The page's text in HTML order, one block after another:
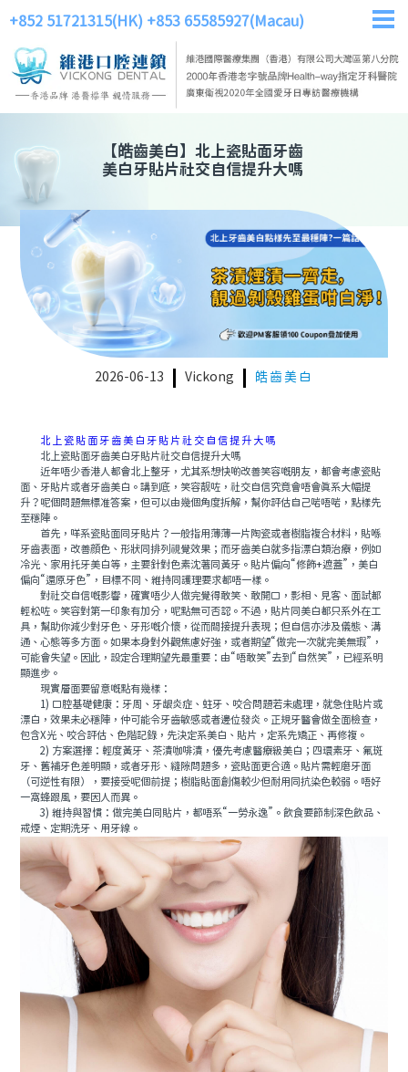
+852 51721315(HK) +853 65585927(Macau)
【皓齒美白】 北上瓷貼面牙齒
美白牙貼片社交自信提升大嗎
2026-06-13 Vickong 皓齒美白
北上瓷貼面牙齒美白牙貼片社交自信提升大嗎
北上瓷貼面牙齒美白牙貼片社交自信提升大嗎
近年唔少香港人都會北上整牙，尤其系想快啲改善笑容嘅朋友，都會考慮瓷貼
面、牙貼片或者牙齒美白。講到底，笑容靓咗，社交自信究竟會唔會真系大幅提
升？呢個問題無標准答案，但可以由幾個角度拆解，幫你評估自己啱唔啱，點樣先
至穩陣。
首先，咩系瓷貼面同牙貼片？一般指用薄薄一片陶瓷或者樹脂複合材料，貼喺
牙齒表面，改善顔色、形狀同排列視覺效果；而牙齒美白就多指漂白類治療，例如
冷光、家用托牙美白等，主要針對色素沈著同黃牙。貼片偏向“修飾+遮蓋”，美白
偏向“還原牙色”，目標不同、維持同護理要求都唔一樣。
對社交自信嘅影響，確實唔少人做完覺得敢笑、敢開口，影相、見客、面試都
輕松咗。笑容對第一印象有加分，呢點無可否認。不過，貼片同美白都只系外在工
具，幫助你減少對牙色、牙形嘅介懷，從而間接提升表現；但自信亦涉及儀態、溝
通、心態等多方面。如果本身對外觀焦慮好強，或者期望“做完一次就完美無瑕”，
可能會失望。因此，設定合理期望先最重要：由“唔敢笑”去到“自然笑”，已經系明
顯進步。
現實層面要留意嘅點有幾樣：
1) 口腔基礎健康：牙周、牙龈炎症、蛀牙、咬合問題若未處理，就急住貼片或
漂白，效果未必穩陣，仲可能令牙齒敏感或者邊位發炎。正規牙醫會做全面檢查，
包含X光、咬合評估、色階記錄，先決定系美白、貼片，定系先矯正、再修複。
2) 方案選擇：輕度黃牙、茶漬咖啡漬，優先考慮醫療級美白；四環素牙、氟斑
牙、舊補牙色差明顯，或者牙形、縫隙問題多，瓷貼面更合適。貼片需輕磨牙面
（可逆性有限），要接受呢個前提；樹脂貼面創傷較少但耐用同抗染色較弱。唔好
一窩蜂跟風，要因人而異。
3) 維持與習慣：做完美白同貼片，都唔系“一勞永逸”。飲食要節制深色飲品、
戒煙、定期洗牙、用牙線。